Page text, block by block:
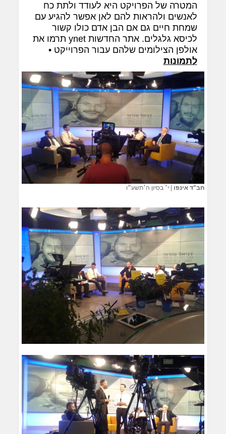
המטרה של הפרויקט היא לעודד ולתת כח
לאנשים ולהראות להם לאן אפשר להגיע עם
שמחת חיים גם אם הבן אדם כולו קשור
לכיסא גלגלים. אתר החדשות ynet תרמו את
אולפן הצילומים שלהם עבור הפרוייקט •
לתמונות
חב"ד אינפו י׳ בסיון ה׳תשע״ו